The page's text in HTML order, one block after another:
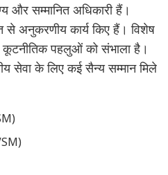
और सम्मानित अधिकारी हैं।
से अनुकरणीय कार्य किए हैं। विशेष
पहलुओं को संभाला है।
सेवा के लिए कई सैन्य सम्मान मिले